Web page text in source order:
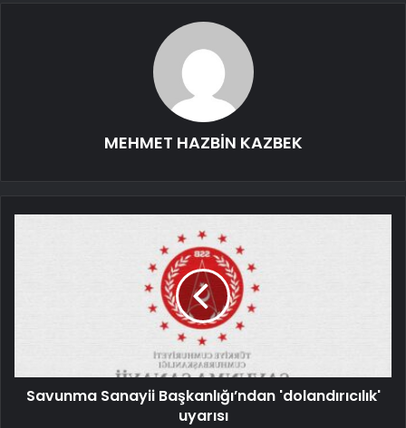
MEHMET HAZBİN KAZBEK
Savunma Sanayii Başkanlığı’ndan 'dolandırıcılık'
uyarısı